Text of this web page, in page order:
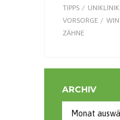
TIPPS
VORSORGE
ZÄHNE
ARCHIV